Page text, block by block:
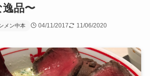
逸品〜
メン中本 04/11/2017 11/06/2020